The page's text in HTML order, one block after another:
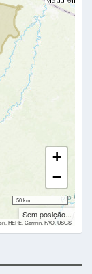
+
−
50 km
Sem posição...
HERE, Garmin, FAO, USGS